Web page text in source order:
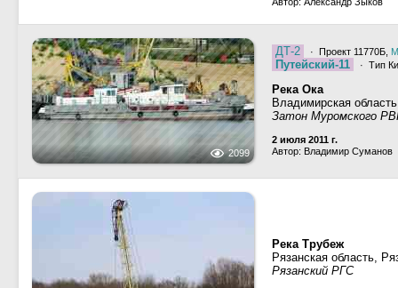
2099
ДТ-2 · Проект 11770Б,
Путейский-11 · Тип
Река Ока
Владимирская
Затон Муромского
2 июля 2011 г.
Автор: Владимир Суманов
Река Трубеж
Рязанская область,
Рязанский РГС